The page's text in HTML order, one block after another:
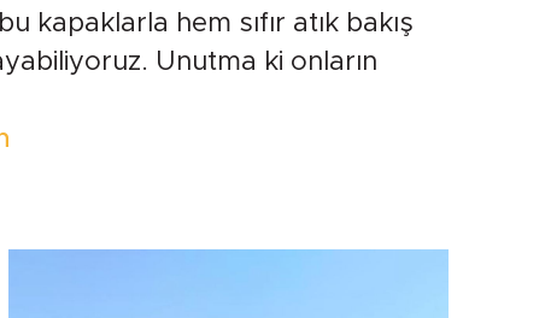
kapaklarla hem sıfır atık bakış
Unutma ki onların